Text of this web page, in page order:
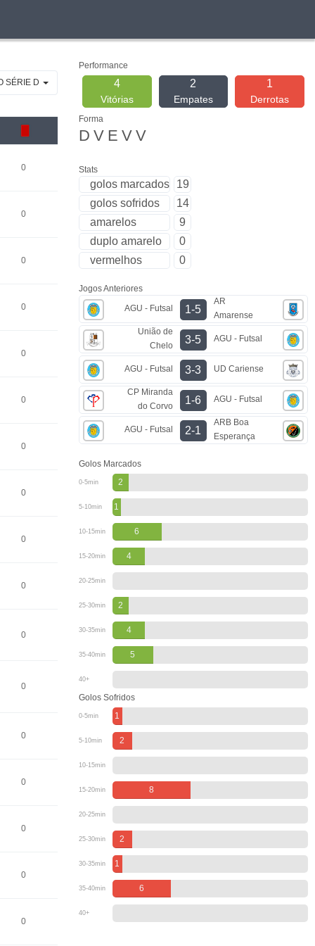
SÉRIE D
0
0
0
0
0
0
0
0
0
0
0
0
0
0
0
0
0
Performance
4
Vitórias
2
Empates
1
Derrotas
Forma
D V E V V
Stats
golos marcados
19
golos sofridos
14
amarelos
9
duplo amarelo
0
vermelhos
0
Jogos Anteriores
AGU - Futsal
1-5
AR
Amarense
União de
Chelo
3-5 AGU - Futsal
AGU - Futsal 3-3 UD Cariense
CP Miranda
do Corvo
1-6 AGU - Futsal
AGU - Futsal 2-1
ARB Boa
Esperança
Golos Marcados
0-5min 2
5-10min 1
10-15min 6
15-20min 4
20-25min
25-30min 2
30-35min 4
35-40min 5
40+
Golos Sofridos
0-5min 1
5-10min 2
10-15min
15-20min 8
20-25min
25-30min 2
30-35min 1
35-40min 6
40+